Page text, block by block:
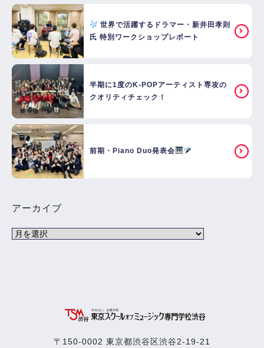
世界で活躍するドラマー・新井田孝則
氏 特別ワークショップレポート
半期に1度のK-POPアーティスト専攻の
クオリティチェック！
前期・Piano Duo発表会
アーカイブ
〒150-0002 東京都渋谷区渋谷2-19-21